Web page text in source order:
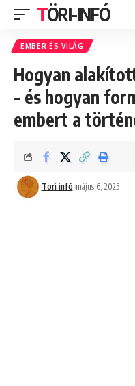
TÖRI-INFÓ
EMBER ÉS VILÁG
Hogyan
– és hogyan
embert a
Töri infó május 6, 2025